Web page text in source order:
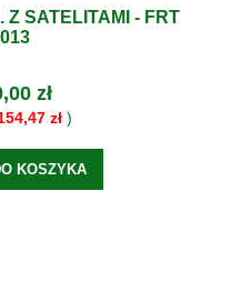
Z SATELITAMI - FRT
zł
zł)
KOSZYKA